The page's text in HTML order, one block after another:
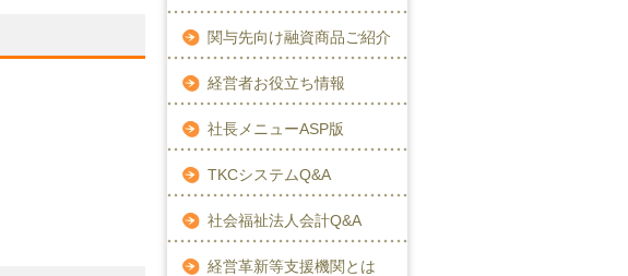
関与先向け融資商品ご紹介
経営者お役立ち情報
社長メニューASP版
TKCシステムQ&A
社会福祉法人会計Q&A
経営革新等支援機関とは